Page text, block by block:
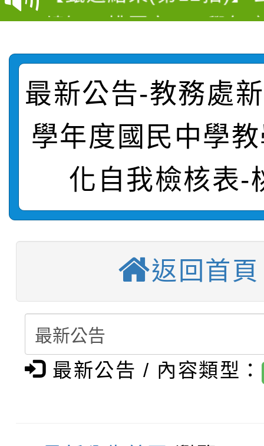
結果(第4招)
學年度第1學期第7次代
結果(第12招)
轉知：桃園市115學年
賽及師生本土語及新住
賽實施要點
轉知：「桃園市115學
比賽實施要點」
轉知：「115年金融知
動辦法」
轉知臺中市政府政風處
城市手牽手，綠能透明
畫影片一案
轉知：「115學年度全
劇比賽實施要點」及修
表
轉知：桃園市115年度
敬師藝文競賽』實施計
【甄選結果(第11招)】
學年度第1學期第7次代
結果(第11招)
【甄選結果(第3招)】
學年度第1學期第9次
結果(第3招)
【甄選結果(第4招)】
學年度第1學期第9次代
結果(第4招)
【甄選結果(第12招)】
學年度第1學期第7次代
結果(第12招)
轉知：桃園市115學年
賽及師生本土語及新住
轉知：「桃園市115學
轉知臺中市政府政風處
最新公告-教務處
學年度國民中學
化自我檢核表-
返回首頁
最新公告 / 內容類型：